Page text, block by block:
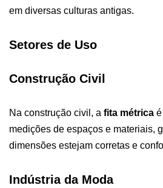
em diversas culturas antigas.
Setores de Uso
Construção Civil
Na construção civil, a fita métrica
medições de espaços e materiais,
dimensões estejam corretas e
Indústria da Moda